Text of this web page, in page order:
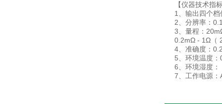
【仪器技术指
1、输出四个
2、分辨率：
3、量程：
0.2mΩ - 1Ω（
4、准确度：
5、环境温度
6、环境湿度：
7、工作电源